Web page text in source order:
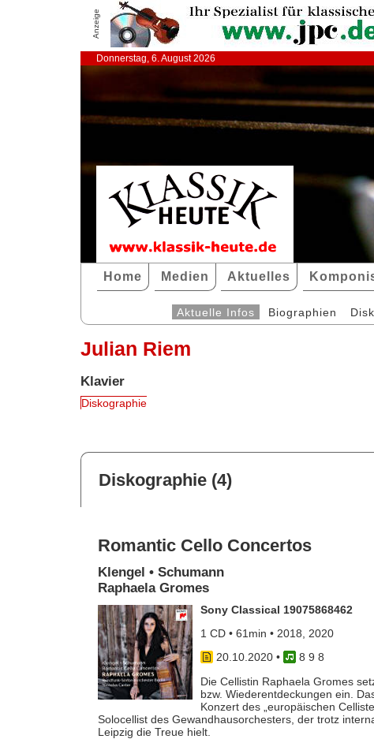
Anzeige
Donnerstag, 6. August 2026
Home Medien Aktuelles
Aktuelle Infos Biographien
Julian Riem
Klavier
Diskographie
Diskographie (4)
Romantic Cello Concertos
Klengel • Schumann
Raphaela Gromes
Sony Classical 19075868462
1 CD • 61min • 2018, 2020
20.10.2020•
8 9 8
Die Cellistin Raphaela Gromes
bzw. Wiederentdeckungen ein.
Konzert des „europäischen
Solocellist des Gewandhausorchesters, der trotz
Leipzig die Treue hielt.